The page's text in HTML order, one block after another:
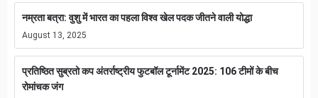
नम्रता बत्रा: वुशु में भारत का पहला विश्व खेल पदक जीतने वाली योद्धा
August 13, 2025
प्रतिष्ठित सुब्रतो कप अंतर्राष्ट्रीय फुटबॉल टूर्नामेंट 2025: 106 टीमों के बीच
रोमांचक जंग